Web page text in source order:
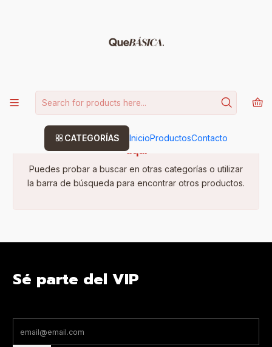
CATEGORÍAS InicioProductosContacto
Home OBJETOS
Todavía no hay productos disponibles
aquí
Puedes probar a buscar en otras categorías o utilizar
la barra de búsqueda para encontrar otros productos.
Sé parte del VIP